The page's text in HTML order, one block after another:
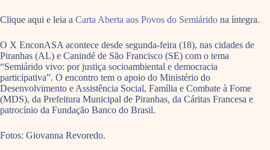
Clique aqui e leia a Carta Aberta aos Povos do Semiárido na íntegra.
O X EnconASA acontece desde segunda-feira (18), nas cidades de
Piranhas (AL) e Canindé de São Francisco (SE) com o tema
“Semiárido vivo: por justiça socioambiental e democracia
participativa”. O encontro tem o apoio do Ministério do
Desenvolvimento e Assistência Social, Família e Combate à Fome
(MDS), da Prefeitura Municipal de Piranhas, da Cáritas Francesa e
patrocínio da Fundação Banco do Brasil.
Fotos: Giovanna Revoredo.